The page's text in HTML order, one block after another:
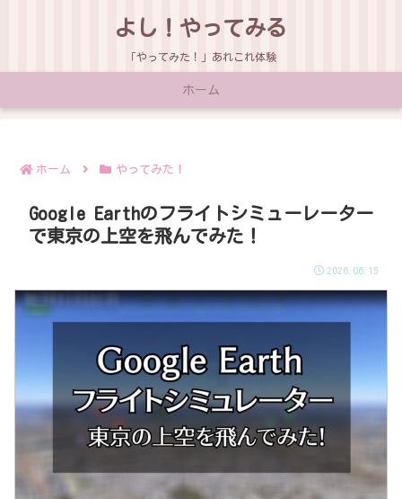
よし！やってみる
「やってみた！」あれこれ体験
ホーム
ホーム やってみた！
Google Earthのフライトシミューレーター
で東京の上空を飛んでみた！
2026.06.15